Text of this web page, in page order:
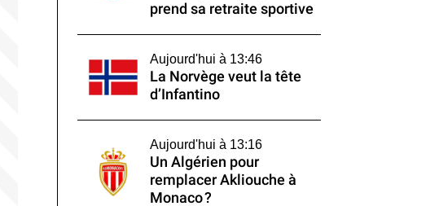
prend sa retraite sportive
Aujourd'hui à 13:46
La Norvège veut la tête
d’Infantino
Aujourd'hui à 13:16
Un Algérien pour
remplacer Akliouche à
Monaco ?